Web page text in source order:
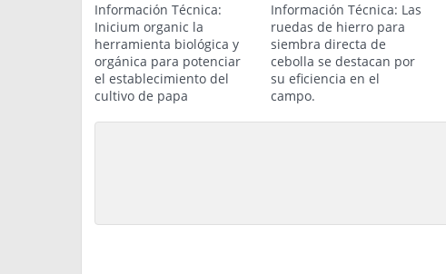
Información Técnica:
Inicium organic la
herramienta biológica y
orgánica para potenciar
el establecimiento del
cultivo de papa
Información Técnica: Las
ruedas de hierro para
siembra directa de
cebolla se destacan por
su eficiencia en el
campo.